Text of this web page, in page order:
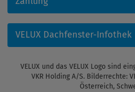
VELUX Dachfenster-Infothek
VELUX und das VELUX Logo sind
VKR Holding A/S. Bilderrechte:
Österreich,